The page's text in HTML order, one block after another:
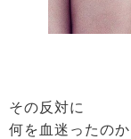
その反対に
何を血迷ったのか